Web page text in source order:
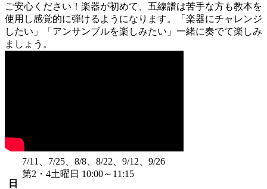
ご安心ください！楽器が初めて、五線譜は苦手な方も教本を
使用し感覚的に弾けるようになります。「楽器にチャレンジ
したい」「アンサンブルを楽しみたい」一緒に奏でて楽しみ
ましょう。
日
7/11、7/25、8/8、8/22、9/12、9/26
第2・4土曜日 10:00～11:15